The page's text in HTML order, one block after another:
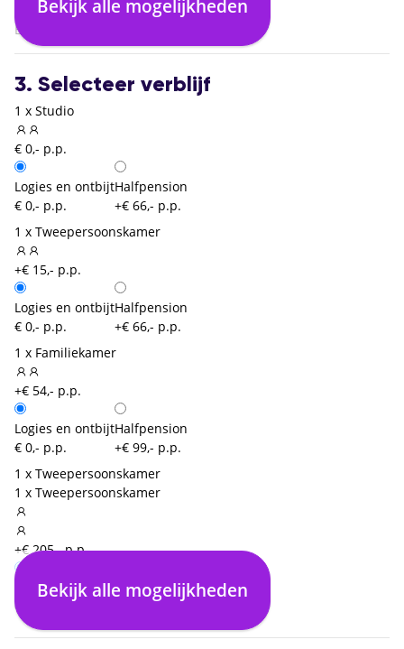
04:25
Brussel Zaventem (BRU)
Bekijk alle mogelijkheden
3. Selecteer verblijf
1 x Studio
€ 0,- p.p.
Logies en ontbijt
€ 0,- p.p.
Halfpension
+€ 66,- p.p.
1 x Tweepersoonskamer
+€ 15,- p.p.
Logies en ontbijt
€ 0,- p.p.
Halfpension
+€ 66,- p.p.
1 x Familiekamer
+€ 54,- p.p.
Logies en ontbijt
€ 0,- p.p.
Halfpension
+€ 99,- p.p.
1 x Tweepersoonskamer
1 x Tweepersoonskamer
+€ 205,- p.p.
Logies en ontbijt
€ 0,- p.p.
Bekijk alle mogelijkheden